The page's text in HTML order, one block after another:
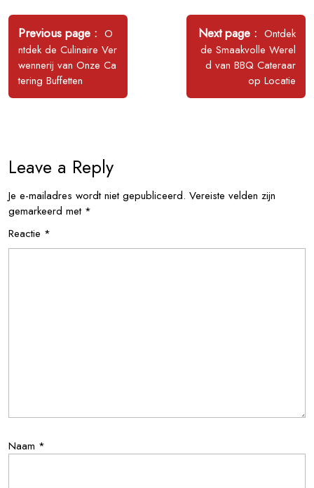
Bericht
navigatie
Previous page
Older
Posts
O
ntdek de Culinaire Ver
wennerij van Onze Ca
tering Buffetten
Next page
Newer
Posts
Ontdek
de Smaakvolle Werel
d van BBQ Cateraar
op Locatie
Leave a Reply
Je e-mailadres wordt niet gepubliceerd. Vereiste velden zijn
gemarkeerd met *
Reactie *
Naam *